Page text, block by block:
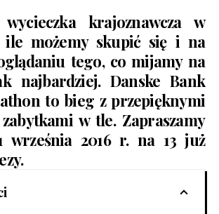
krajoznawcza w
ile możemy skupić się i na
tego, co mijamy na
najbardziej. Danske Bank
to bieg z przepięknymi
w tle. Zapraszamy
września 2016 r. na 13 już